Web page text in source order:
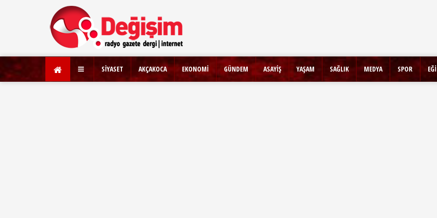
SİYASET AKÇAKOCA EKONOMİ GÜNDEM ASAYİŞ YAŞAM SAĞLIK MEDYA SPOR